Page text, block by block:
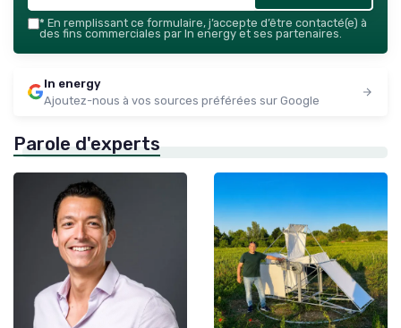
* En remplissant ce formulaire, j’accepte d’être contacté(e) à
des fins commerciales par In energy et ses partenaires.
In energy
Ajoutez-nous à vos sources préférées sur Google
Parole d'experts